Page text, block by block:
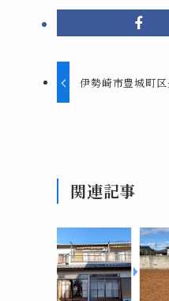
伊勢崎市豊城町
関連記事